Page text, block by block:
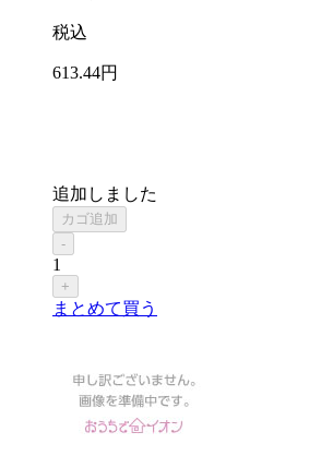
税込
613.44円
追加しました
カゴ追加
-
1
+
まとめて買う